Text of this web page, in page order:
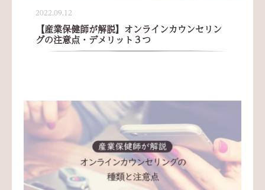
2022.09.12
【産業保健師が解説】オンラインカウンセリン
グの注意点・デメリット３つ